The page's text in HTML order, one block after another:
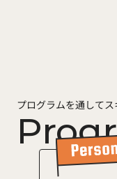
プログラムを通して